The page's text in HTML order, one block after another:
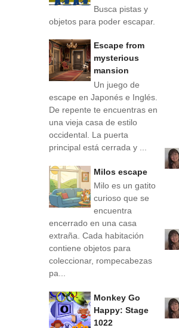
Busca pistas y
objetos para poder escapar.
Escape from
mysterious
mansion
Un juego de
escape en Japonés e Inglés.
De repente te encuentras en
una vieja casa de estilo
occidental. La puerta
principal está cerrada y ...
Milos escape
Milo es un gatito
curioso que se
encuentra
encerrado en una casa
extraña. Cada habitación
contiene objetos para
coleccionar, rompecabezas
pa...
Monkey Go
Happy: Stage
1022